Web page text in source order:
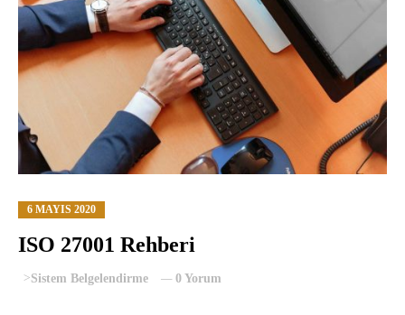
6 MAYIS 2020
ISO 27001 Rehberi
>Sistem Belgelendirme 0 Yorum